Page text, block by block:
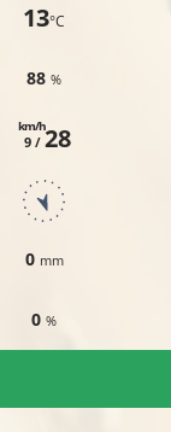
13°C
88%
9 /
km/h28
0 mm
0%